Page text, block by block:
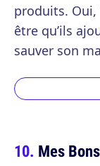
produits.
être qu’ils
sauver son
Mes